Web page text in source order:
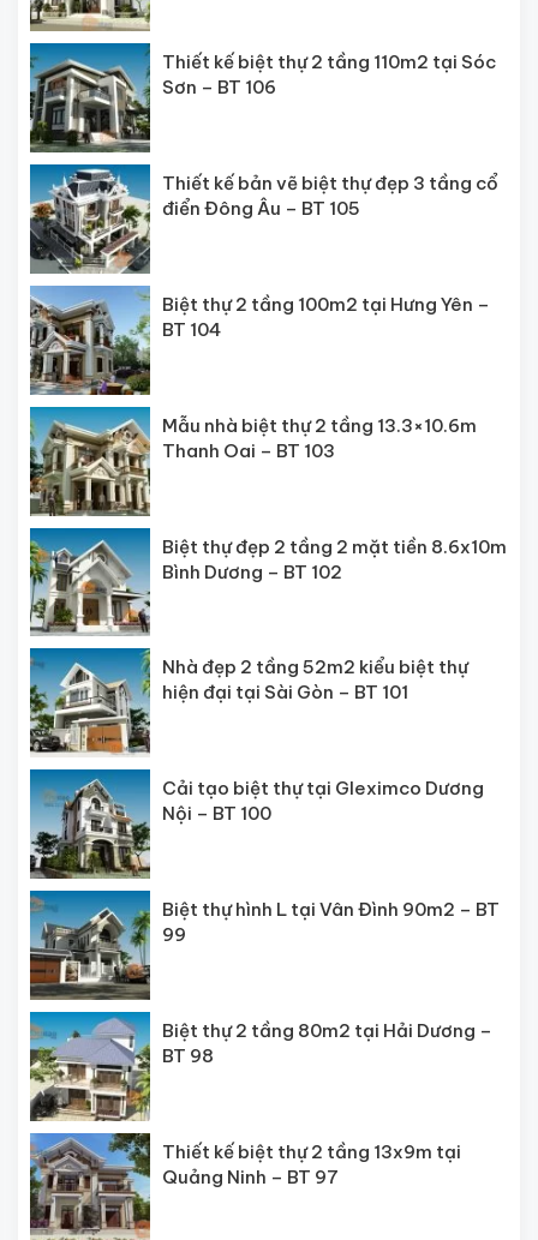
Thiết kế biệt thự 2 tầng 110m2 tại Sóc
Sơn – BT 106
Thiết kế bản vẽ biệt thự đẹp 3 tầng cổ
điển Đông Âu – BT 105
Biệt thự 2 tầng 100m2 tại Hưng Yên –
BT 104
Mẫu nhà biệt thự 2 tầng 13.3×10.6m
Thanh Oai – BT 103
Biệt thự đẹp 2 tầng 2 mặt tiền 8.6x10m
Bình Dương – BT 102
Nhà đẹp 2 tầng 52m2 kiểu biệt thự
hiện đại tại Sài Gòn – BT 101
Cải tạo biệt thự tại Gleximco Dương
Nội – BT 100
Biệt thự hình L tại Vân Đình 90m2 – BT
99
Biệt thự 2 tầng 80m2 tại Hải Dương –
BT 98
Thiết kế biệt thự 2 tầng 13x9m tại
Quảng Ninh – BT 97